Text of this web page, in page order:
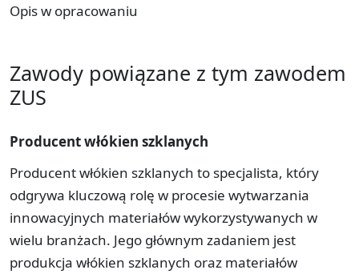
Opis w opracowaniu
Zawody powiązane z tym zawodem
ZUS
Producent włókien szklanych
Producent włókien szklanych to specjalista, który
odgrywa kluczową rolę w procesie wytwarzania
innowacyjnych materiałów wykorzystywanych w
wielu branżach. Jego głównym zadaniem jest
produkcja włókien szklanych oraz materiałów